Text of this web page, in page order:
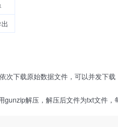
下载原始数据文件，可以并发下载
解压，解压后文件为txt文件